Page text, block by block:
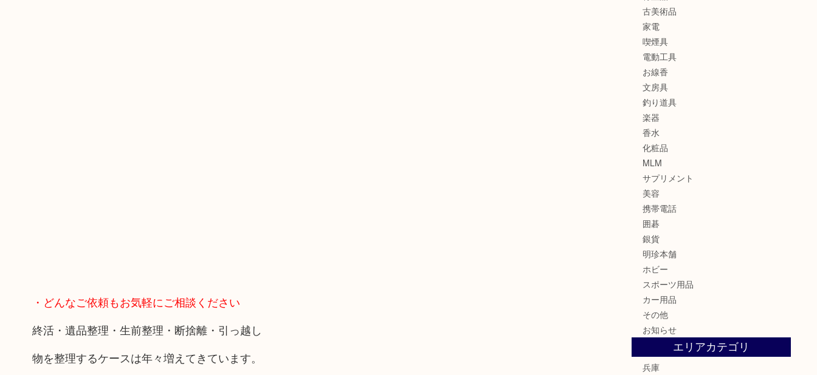
・どんなご依頼もお気軽にご相談ください
終活・遺品整理・生前整理・断捨離・引っ越し
物を整理するケースは年々増えてきています。
古美術品
家電
喫煙具
電動工具
お線香
文房具
釣り道具
楽器
香水
化粧品
MLM
サプリメント
美容
携帯電話
囲碁
銀貨
明珍本舗
ホビー
スポーツ用品
カー用品
その他
お知らせ
エリアカテゴリ
兵庫